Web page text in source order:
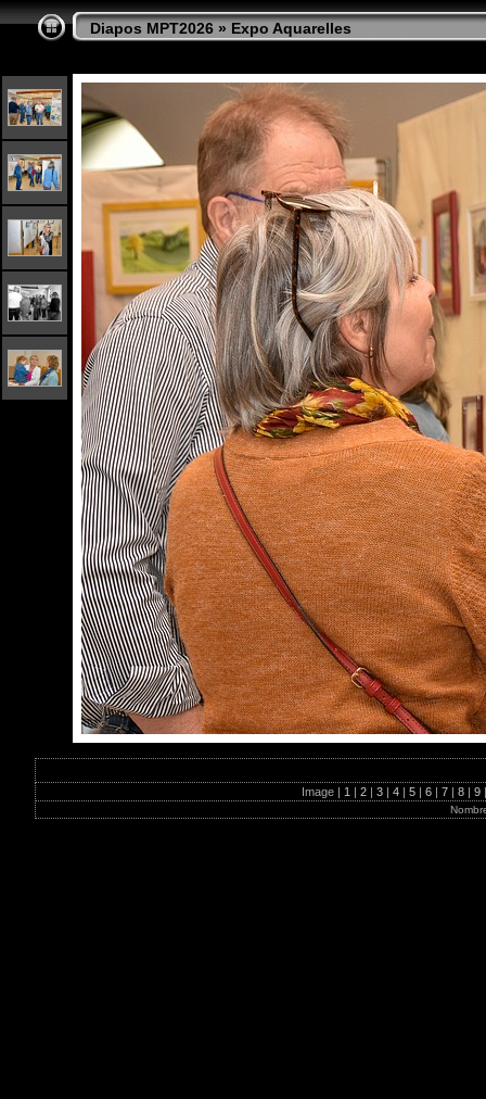
Diapos MPT2026 » Expo Aquarelles
Image | 1 | 2 | 3 | 4 | 5 | 6 | 7 | 8 | 9 |